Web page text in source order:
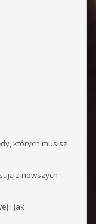
których musisz
z nowszych
i jak